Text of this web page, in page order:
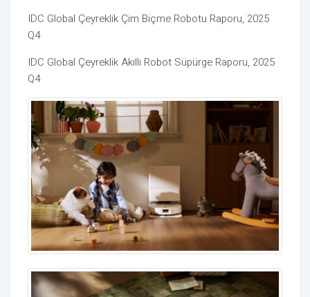
IDC Global Çeyreklik Çim Biçme Robotu Raporu, 2025
Q4
IDC Global ÇeyreklikAkıllı Robot Süpürge Raporu, 2025
Q4